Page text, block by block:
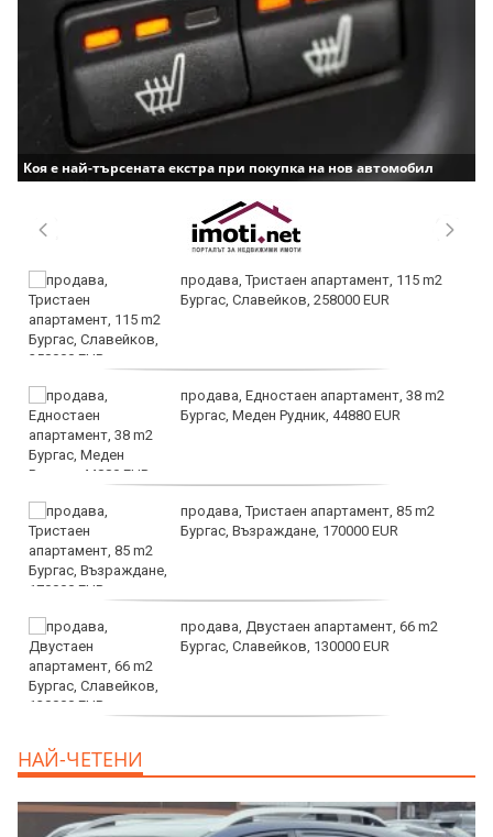
Коя е най-търсената екстра при покупка на нов автомобил
продава, Тристаен апартамент, 115 m2
Бургас, Славейков, 258000 EUR
продава, Едностаен апартамент, 38 m2
Бургас, Меден Рудник, 44880 EUR
продава, Тристаен апартамент, 85 m2
Бургас, Възраждане, 170000 EUR
продава, Двустаен апартамент, 66 m2
Бургас, Славейков, 130000 EUR
НАЙ-ЧЕТЕНИ